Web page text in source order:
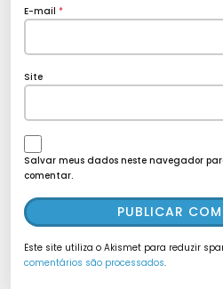
E-mail *
Site
Salvar meus dados neste navegador
comentar.
Este site utiliza o Akismet para reduzir
comentários são processados.